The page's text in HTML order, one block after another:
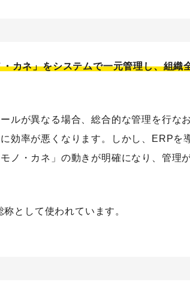
カネ」をシステムで一元管理し、組織
ルが異なる場合、総合的な管理を行な
効率が悪くなります。しかし、ERPを
ノ・カネ」の動きが明確になり、管理
として使われています。